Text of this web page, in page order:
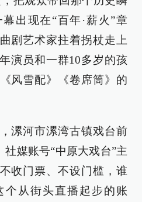
出现在“百年·薪火”章
剧艺术家拄着拐杖走上
演员和一群10多岁的孩
风雪配》《卷席筒》的
漯河市漯湾古镇戏台前
社媒账号“中原大戏台”主
收门票、不设门槛，谁
个从街头直播起步的账